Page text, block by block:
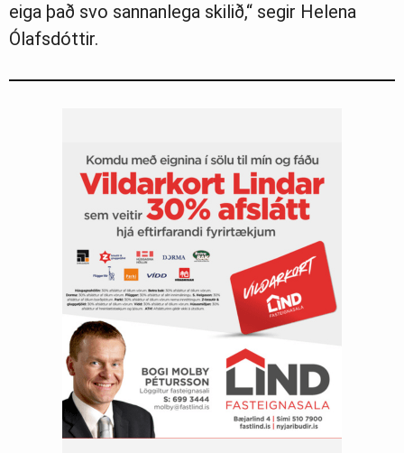
eiga það svo sannanlega skilið,“ segir Helena
Ólafsdóttir.